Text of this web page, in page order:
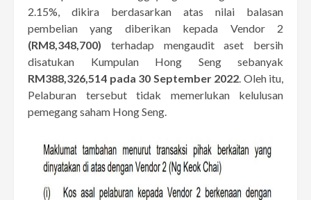
2.15%, dikira berdasarkan atas nilai balasan
pembelian yang diberikan kepada Vendor 2
(RM8,348,700) terhadap mengaudit aset bersih
disatukan Kumpulan Hong Seng sebanyak
RM388,326,514 pada 30 September 2022 . Oleh itu,
Pelaburan tersebut tidak memerlukan kelulusan
pemegang saham Hong Seng.